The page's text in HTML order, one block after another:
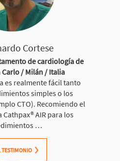
Cortese
de cardiología de
Carlo / Milán / Italia
es realmente fácil tanto
simples o los
CTO). Recomiendo el
Cathpax® AIR para los
…
TESTIMONIO